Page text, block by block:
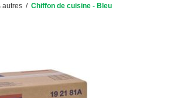
autres / Chiffon de cuisine - Bleu